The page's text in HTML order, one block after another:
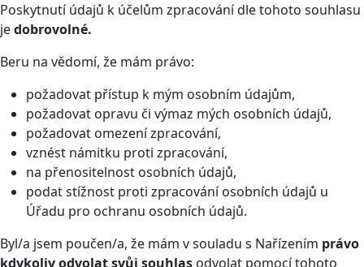
Poskytnutí údajů k účelům zpracování dle tohoto souhlasu
jedobrovolné.
Beru na vědomí, že mám právo:
požadovat přístup k mým osobním údajům,
požadovat opravu či výmaz mých osobních údajů,
požadovat omezení zpracování,
vznést námitku proti zpracování,
na přenositelnost osobních údajů,
podat stížnost proti zpracování osobních údajů u
Úřadu pro ochranu osobních údajů.
Byl/a jsem poučen/a, že mám v souladu s Nařízením právo
kdykoliv odvolat svůj souhlas odvolat pomocí tohoto